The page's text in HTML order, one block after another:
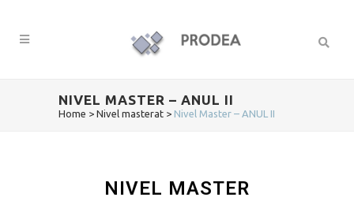
NIVEL MASTER – ANUL II
Home > Nivel masterat > Nivel Master – ANUL II
NIVEL MASTER